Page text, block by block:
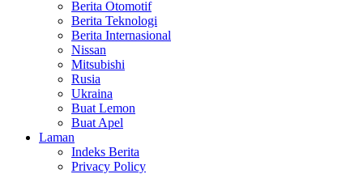
Berita Otomotif
Berita Teknologi
Berita Internasional
Nissan
Mitsubishi
Rusia
Ukraina
Buat Lemon
Buat Apel
Laman
Indeks Berita
Privacy Policy